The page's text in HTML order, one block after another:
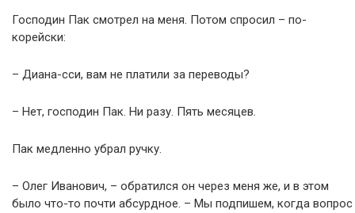
Господин Пак смотрел на меня. Потом спросил – по-
корейски:
– Диана-сси, вам не платили за переводы?
– Нет, господин Пак. Ни разу. Пять месяцев.
Пак медленно убрал ручку.
– Олег Иванович, – обратился он через меня же, и в этом
было что-то почти абсурдное. – Мы подпишем, когда вопрос